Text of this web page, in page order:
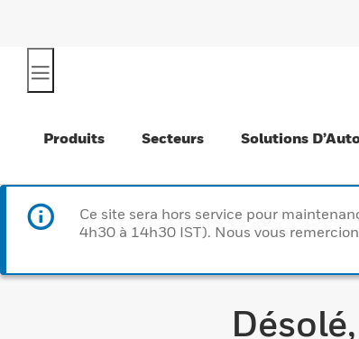
Produits Secteurs Solutions
Ce site sera hors service pour
4h30 à 14h30 IST). Nous vous